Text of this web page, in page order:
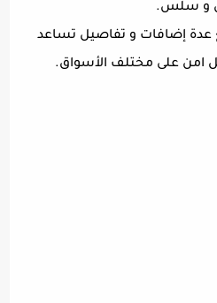
و سلس.
إضافات و تفاصيل تساعد
امن على مختلف الأسواق.